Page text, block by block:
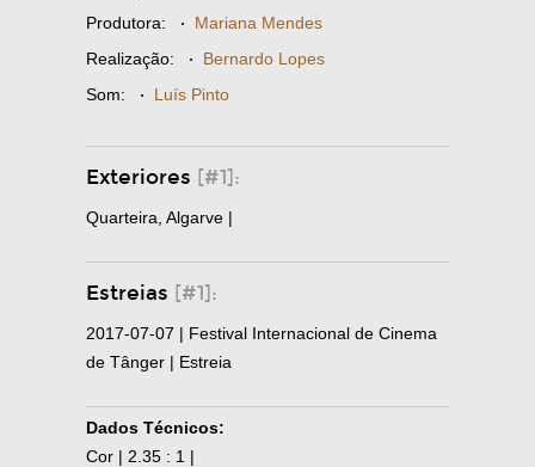
Produtora: · Mariana Mendes
Realização: · Bernardo Lopes
Som: · Luís Pinto
Exteriores [#1]:
Quarteira, Algarve |
Estreias [#1]:
2017-07-07 | Festival Internacional de Cinema
de Tânger | Estreia
Dados Técnicos:
Cor | 2.35 : 1 |